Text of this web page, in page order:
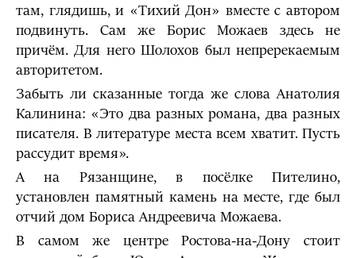
там, глядишь, и «Тихий Дон» вместе с автором
подвинуть. Сам же Борис Можаев здесь не
причём. Для него Шолохов был непререкаемым
авторитетом.
Забыть ли сказанные тогда же слова Анатолия
Калинина: «Это два разных романа, два разных
писателя. В литературе места всем хватит. Пусть
рассудит время».
А на Рязанщине, в посёлке Пителино,
установлен памятный камень на месте, где был
отчий дом Бориса Андреевича Можаева.
В самом же центре Ростова-на-Дону стоит